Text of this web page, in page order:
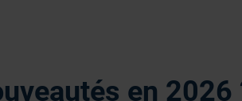
en 2026